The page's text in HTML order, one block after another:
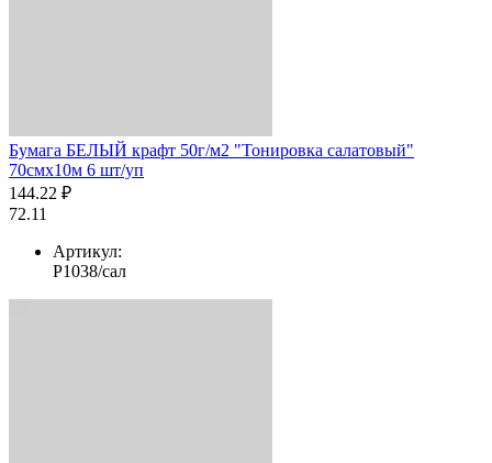
Бумага БЕЛЫЙ крафт 50г/м2 "Тонировка салатовый"
70смх10м 6 шт/уп
144.22 ₽
72.11
Артикул:
Р1038/сал